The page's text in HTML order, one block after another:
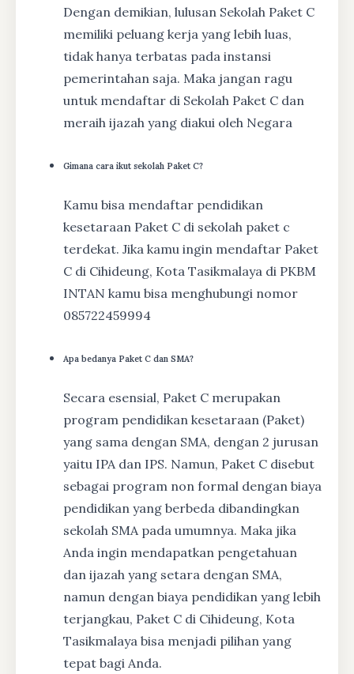
Dengan demikian, lulusan Sekolah Paket C
memiliki peluang kerja yang lebih luas,
tidak hanya terbatas pada instansi
pemerintahan saja. Maka jangan ragu
untuk mendaftar di Sekolah Paket C dan
meraih ijazah yang diakui oleh Negara
Gimana cara ikut sekolah Paket C?
Kamu bisa mendaftar pendidikan
kesetaraan Paket C di sekolah paket c
terdekat. Jika kamu ingin mendaftar Paket
C di Cihideung, Kota Tasikmalaya di PKBM
INTAN kamu bisa menghubungi nomor
085722459994
Apa bedanya Paket C dan SMA?
Secara esensial, Paket C merupakan
program pendidikan kesetaraan (Paket)
yang sama dengan SMA, dengan 2 jurusan
yaitu IPA dan IPS. Namun, Paket C disebut
sebagai program non formal dengan biaya
pendidikan yang berbeda dibandingkan
sekolah SMA pada umumnya. Maka jika
Anda ingin mendapatkan pengetahuan
dan ijazah yang setara dengan SMA,
namun dengan biaya pendidikan yang lebih
terjangkau, Paket C di Cihideung, Kota
Tasikmalaya bisa menjadi pilihan yang
tepat bagi Anda.